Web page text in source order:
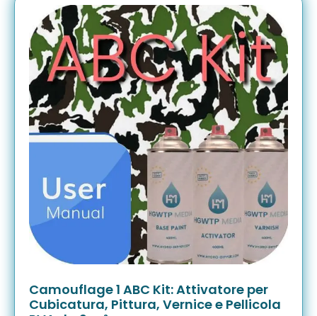
Camouflage 1 ABC Kit: Attivatore per
Cubicatura, Pittura, Vernice e Pellicola